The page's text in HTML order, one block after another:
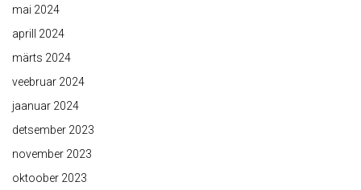
mai 2024
aprill 2024
märts 2024
veebruar 2024
jaanuar 2024
detsember 2023
november 2023
oktoober 2023